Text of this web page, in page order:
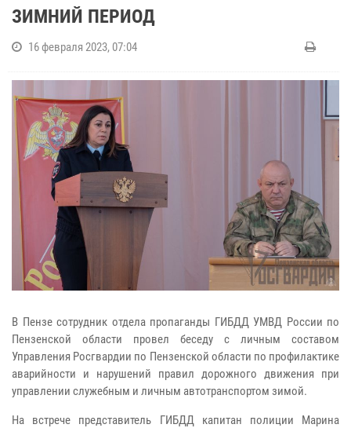
ЗИМНИЙ ПЕРИОД
16 февраля 2023, 07:04
В Пензе сотрудник отдела пропаганды ГИБДД УМВД России по
Пензенской области провел беседу с личным составом
Управления Росгвардии по Пензенской области по профилактике
аварийности и нарушений правил дорожного движения при
управлении служебным и личным автотранспортом зимой.
На встрече представитель ГИБДД капитан полиции Марина